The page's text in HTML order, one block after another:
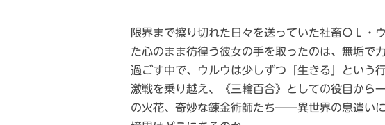
限界まで擦り切れた日々を送っていた社畜ＯＬ・
た心のまま彷徨う彼女の手を取ったのは、無垢で
過ごす中で、ウルウは少しずつ「生きる」という
激戦を乗り越え、《三輪百合》としての役目から
の火花、奇妙な錬金術師たち──異世界の息遣い